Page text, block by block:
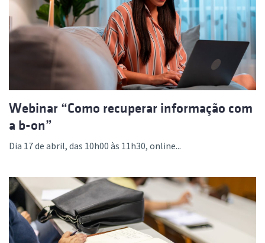
Webinar “Como recuperar informação com
a b-on”
Dia 17 de abril, das 10h00 às 11h30, online...